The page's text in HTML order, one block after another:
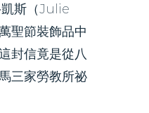
凱斯（Julie
聖節裝飾品中
封信竟是從八
三家勞教所祕